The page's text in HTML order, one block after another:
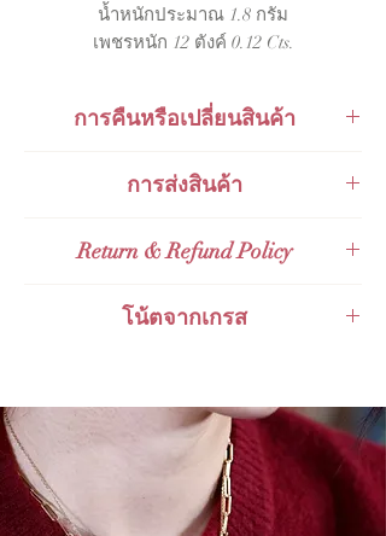
น้ำหนักประมาณ 1.8 กรัม
เพชรหนัก 12 ตังค์ 0.12 Cts.
การคืนหรือเปลี่ยนสินค้า
ชั่วโมงหลังจากการรับของ
การส่งสินค้า
ส่งกับไปรษณีย์ไทย Thailand Post (EMS)
Expedited International Shipping
Return & Refund Policy
Valid for 14 days Full Refund Policy for
Thailand Orders and Valid for 30 days
remains with the products
โน้ตจากเกรส
ทางร้านเลือกลายเป็นความเป็นประกาย
นิดและจะไม่มีทางหมองง่าย ๆ เลยคะ